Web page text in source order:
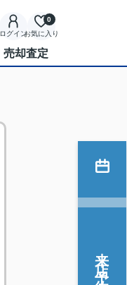
ログインお気に入り
0
売却査定
来店予約